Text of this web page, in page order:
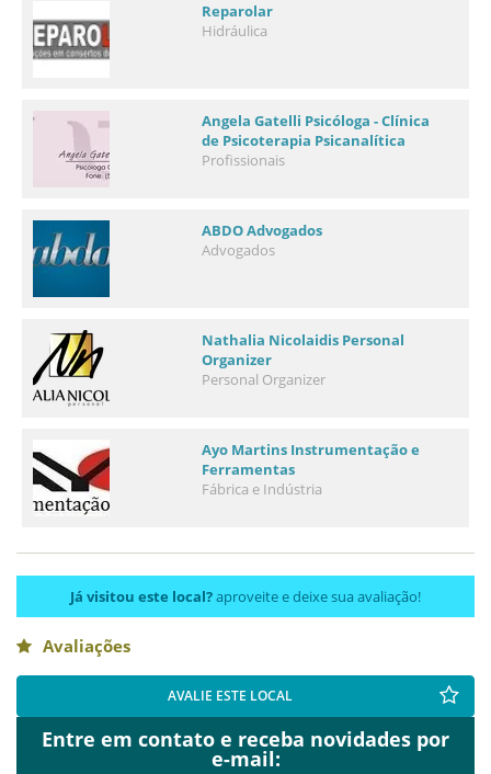
Reparolar
Hidráulica
Angela Gatelli Psicóloga - Clínica
de Psicoterapia Psicanalítica
Profissionais
ABDO Advogados
Advogados
Nathalia Nicolaidis Personal
Organizer
Personal Organizer
Ayo Martins Instrumentação e
Ferramentas
Fábrica e Indústria
Já visitou este local?aproveite e deixe sua avaliação!
Avaliações
AVALIE ESTE LOCAL
Entre em contato e receba novidades por
e-mail: